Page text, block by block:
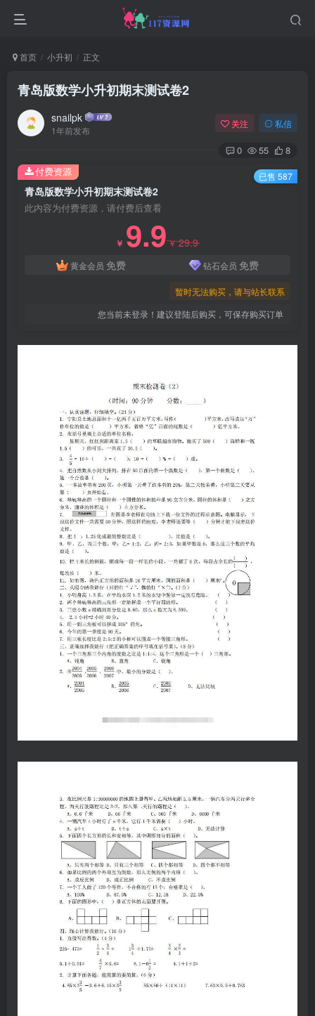
首页 小升初 正文
青岛版数学小升初期末测试卷2
snailpk
1年前发布
关注 私信
0 55 8
青岛版数学小升初期末测试卷2
此内容为付费资源，请付费后查看
￥ 9.9￥29.9
黄金会员 免费 钻石会员 免费
暂时无法购买，请与站长联系
您当前未登录！建议登陆后购买，可保存购买订单
付费资源 已售 587